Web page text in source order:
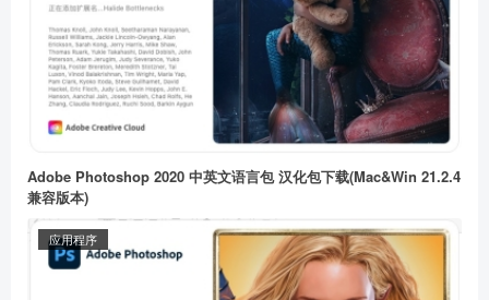
Adobe Photoshop 2020 中英文语言包 汉化包下载(Mac&Win 21.2.4
兼容版本)
应用程序